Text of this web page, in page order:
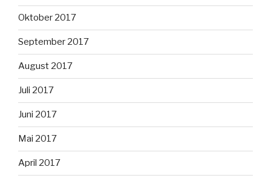
Oktober 2017
September 2017
August 2017
Juli 2017
Juni 2017
Mai 2017
April 2017